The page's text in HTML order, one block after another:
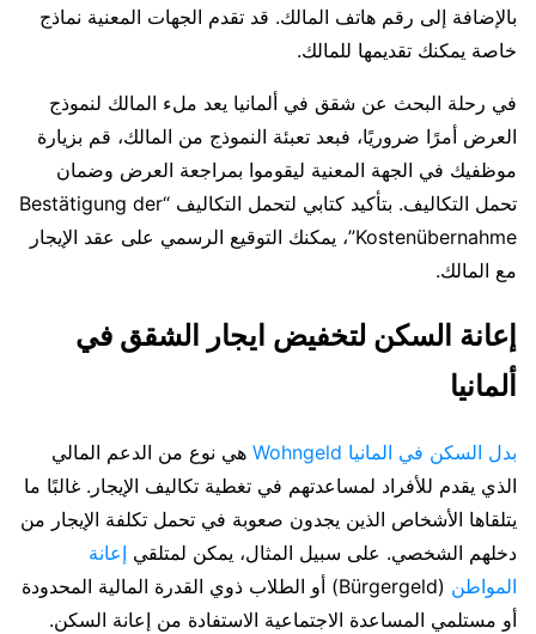
بالإضافة إلى رقم هاتف المالك. قد تقدم الجهات المعنية نماذج
خاصة يمكنك تقديمها للمالك.
في رحلة البحث عن شقق في ألمانيا يعد ملء المالك لنموذج
العرض أمرًا ضروريًا، فبعد تعبئة النموذج من المالك، قم بزيارة
موظفيك في الجهة المعنية ليقوموا بمراجعة العرض وضمان
تحمل التكاليف. بتأكيد كتابي لتحمل التكاليف “Bestätigung der
Kostenübernahme”، يمكنك التوقيع الرسمي على عقد الإيجار
مع المالك.
إعانة السكن لتخفيض ايجار الشقق في
ألمانيا
بدل السكن في المانيا Wohngeld
هي نوع من الدعم المالي
الذي يقدم للأفراد لمساعدتهم في تغطية تكاليف الإيجار. غالبًا ما
يتلقاها الأشخاص الذين يجدون صعوبة في تحمل تكلفة الإيجار من
دخلهم الشخصي. على سبيل المثال، يمكن لمتلقي إعانة
المواطن
(Bürgergeld) أو الطلاب ذوي القدرة المالية المحدودة
أو مستلمي المساعدة الاجتماعية الاستفادة من إعانة السكن.